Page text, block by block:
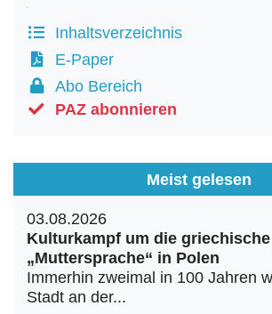
Datenschutz
Inhaltsverzeichnis
E-Paper
Abo Bereich
PAZ abonnieren
Meist gelesen
03.08.2026
Kulturkampf um die griechische
„Muttersprache“ in Polen
Immerhin zweimal in 100 Jahren
Stadt an der...